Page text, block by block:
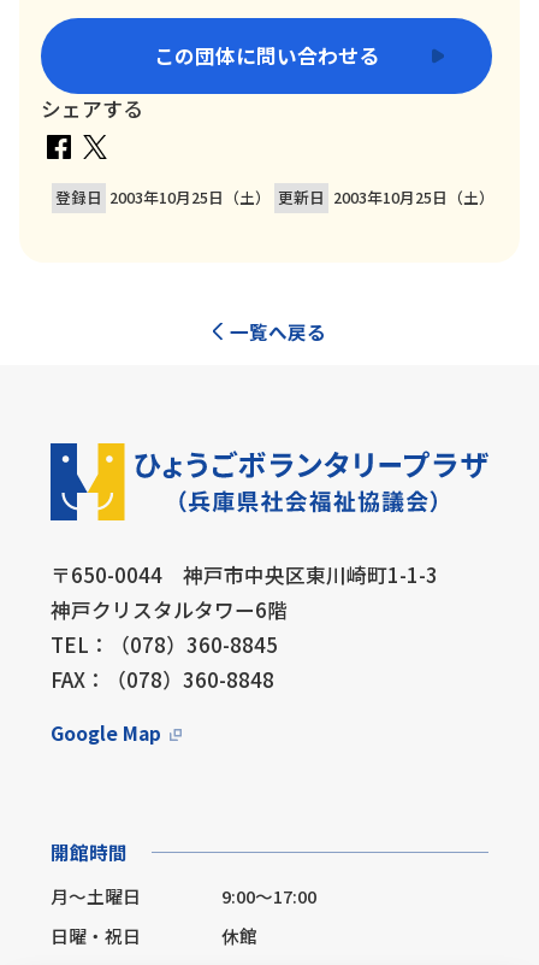
この団体に問い合わせる
シェアする
登録日 2003年10月25日（土） 更新日 2003年10月25日（土）
一覧へ戻る
〒650-0044 神戸市中央区東川崎町1-1-3
神戸クリスタルタワー6階
TEL：（078）360-8845
FAX：（078）360-8848
Google Map
開館時間
月～土曜日
9:00～17:00
日曜・祝日
休館